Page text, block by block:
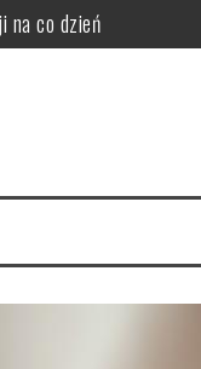
na co dzień
do sypialni
korzyści i ryzyka